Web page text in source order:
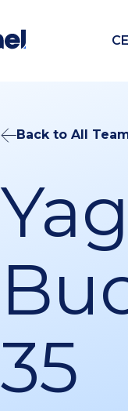
Back to All
35